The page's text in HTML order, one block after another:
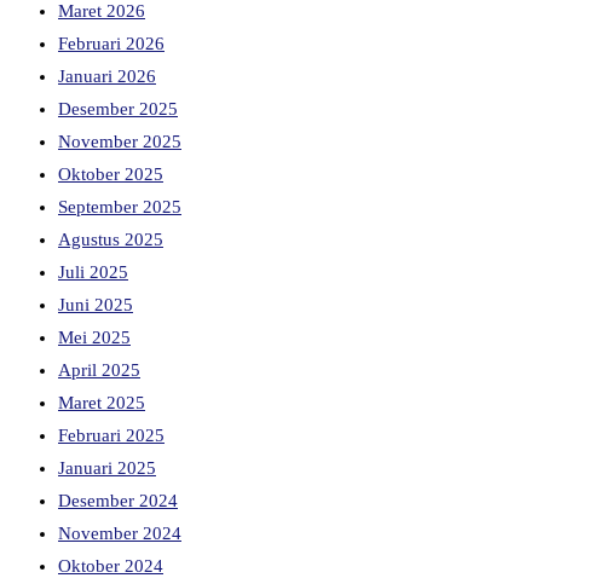
Maret 2026
Februari 2026
Januari 2026
Desember 2025
November 2025
Oktober 2025
September 2025
Agustus 2025
Juli 2025
Juni 2025
Mei 2025
April 2025
Maret 2025
Februari 2025
Januari 2025
Desember 2024
November 2024
Oktober 2024